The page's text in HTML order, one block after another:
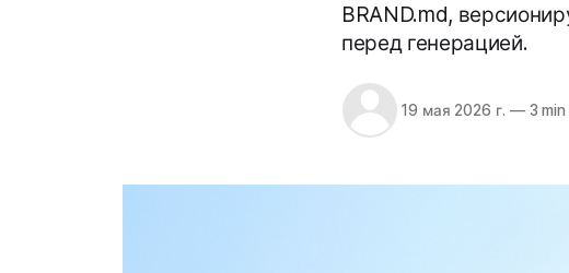
BRAND.md,
перед генерацией.
19 мая 2026 г. —3 min